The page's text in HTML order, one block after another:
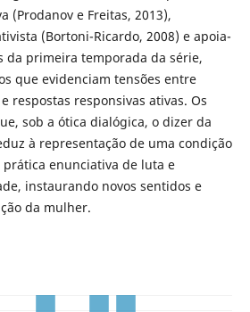
(Prodanov e Freitas, 2013),
(Bortoni-Ricardo, 2008) e apoia-
da primeira temporada da série,
que evidenciam tensões entre
respostas responsivas ativas. Os
sob a ótica dialógica, o dizer da
à representação de uma condição
prática enunciativa de luta e
instaurando novos sentidos e
da mulher.